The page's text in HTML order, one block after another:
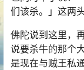
们该杀。」这两
佛陀说到这里，
说要杀牛的那个
是现在与贼王私